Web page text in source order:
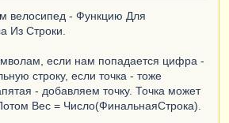
велосипед - Функцию Для
Из Строки.
если нам попадается цифра -
строку, если точка - тоже
- добавляем точку. Точка может
Вес = Число(ФинальнаяСтрока).